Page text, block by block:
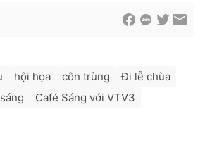
355 931 - 024.38 355 932
7300.7108
hội họa côn trùng
Đi lễ chùa
Café Sáng với VTV3